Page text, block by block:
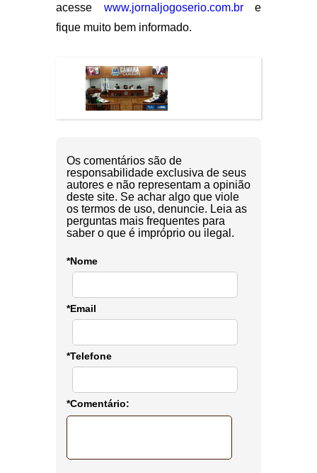
acesse www.jornaljogoserio.com.bre
fique muito bem informado.
Os comentários são de
responsabilidade exclusiva de seus
autores e não representam a opinião
deste site. Se achar algo que viole
os termos de uso, denuncie. Leia as
perguntas mais frequentes para
saber o que é impróprio ou ilegal.
*Nome
*Email
*Telefone
*Comentário: